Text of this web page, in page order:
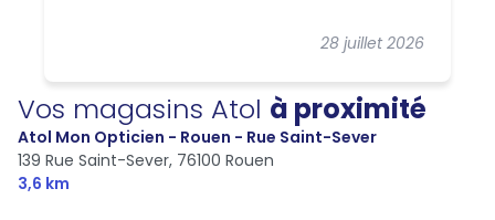
28 juillet 2026
Vos magasins Atol à proximité
Atol Mon Opticien - Rouen - Rue Saint-Sever
139 Rue Saint-Sever, 76100 Rouen
3,6 km